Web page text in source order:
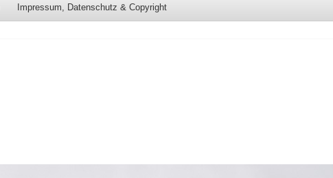
Impressum, Datenschutz & Copyright